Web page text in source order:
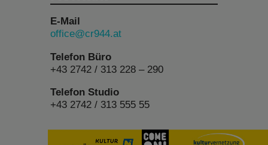
E-Mail
office@cr944.at
Telefon Büro
+43 2742 / 313 228 – 290
Telefon Studio
+43 2742 / 313 555 55